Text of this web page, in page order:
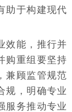
助于构建现代
效能，推行并
购重组要坚持
兼顾监管规范
规，明确专业
服务推动专业